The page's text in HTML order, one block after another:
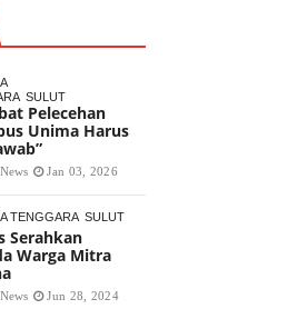
SULUT
Pelecehan
Unima Harus
Jan 03, 2026
TENGGARA SULUT
Serahkan
Warga Mitra
Jun 28, 2024